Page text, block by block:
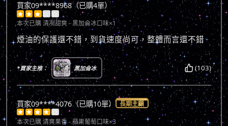
買家09****8968（已購4單）
    
本次已購清冽甜爽 - 黑加侖冰口味×1
煙油的保護還不錯，到貨速度尚可，整體而言還不錯
*買家主推： 黑加侖冰 (103)
買家09****4076（已購10單） 長期主顧
    
本次已購清爽果香 - 蘋果葡萄口味×3